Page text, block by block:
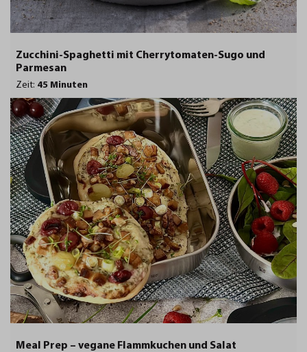
Zucchini-Spaghetti mit Cherrytomaten-Sugo und
Parmesan
Zeit: 45 Minuten
Meal Prep – vegane Flammkuchen und Salat